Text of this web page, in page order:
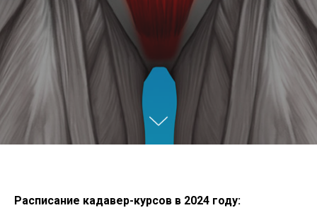
Расписание кадавер-курсов в 2024 году: